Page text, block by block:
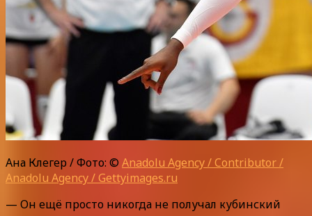
Ана Клегер / Фото: © Anadolu Agency / Contributor /
Anadolu Agency / Gettyimages.ru
— Он ещё просто никогда не получал кубинский